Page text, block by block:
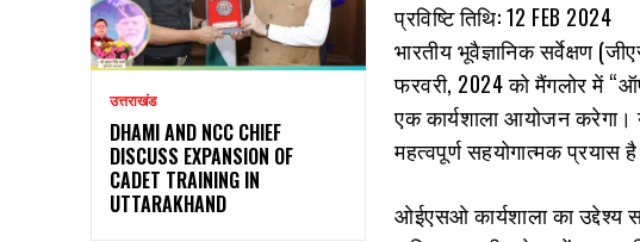
उत्तराखंड
DHAMI AND NCC CHIEF
DISCUSS EXPANSION OF
CADET TRAINING IN
UTTARAKHAND
प्रविष्टि तिथि: 12 FEB 2024
भारतीय भूवैज्ञानिक सर्वेक्षण
फरवरी, 2024 को मैंगलोर में
एक कार्यशाला आयोजन
महत्वपूर्ण सहयोगात्मक प्रयास
ओईएसओ कार्यशाला का उद्देश्य